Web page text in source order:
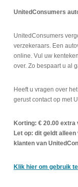
UnitedConsumers
UnitedConsumers
verzekeraars. Een
online. Vul uw
over. Zo bespaart u al
Heeft u vragen over
gerust contact op met
Korting: € 20.00
Let op: dit geldt
klanten van
Klik hier om gebruik